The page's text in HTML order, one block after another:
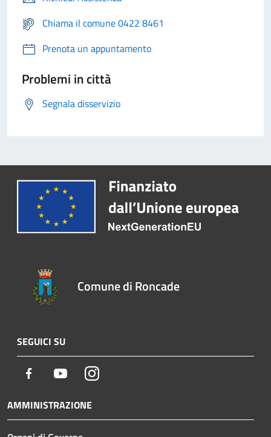
Chiama il comune 0422 8461
Prenota un appuntamento
Problemi in città
Segnala disservizio
Comune di Roncade
SEGUICI SU
Facebook YoutubeInstagram
AMMINISTRAZIONE